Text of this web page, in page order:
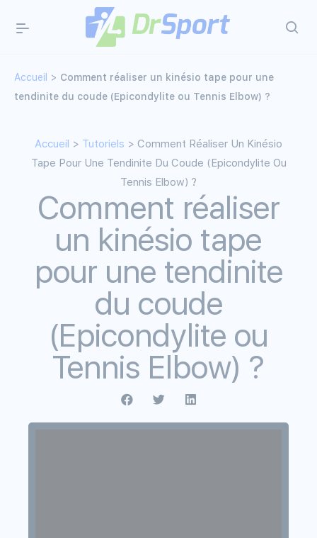
Accueil > Comment réaliser un kinésio tape pour une
tendinite du coude (Epicondylite ou Tennis Elbow) ?
Accueil > Tutoriels > Comment Réaliser Un Kinésio
Tape Pour Une Tendinite Du Coude (Epicondylite Ou
Tennis Elbow) ?
Comment réaliser
un kinésio tape
pour une tendinite
du coude
(Epicondylite ou
Tennis Elbow) ?